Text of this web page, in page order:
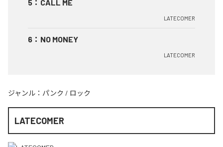
5 ： CALL ME
LATECOMER
6 ： NO MONEY
LATECOMER
ジャンル： パンク / ロック
LATECOMER